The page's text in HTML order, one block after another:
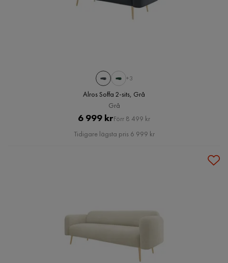
+3
Alros Soffa 2-sits, Grå
Grå
Pris
6 999 krOriginal
Pris
Förr 8 499 kr
Tidigare lägsta pris 6 999 kr